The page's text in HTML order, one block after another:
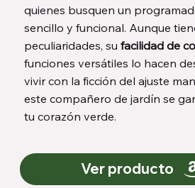
quienes busquen un
sencillo y funcional. Aunque
peculiaridades, su facilidad de
funciones versátiles lo hacen
vivir con la ficción del ajuste
este compañero de jardín se
tu corazón verde.
Ver producto